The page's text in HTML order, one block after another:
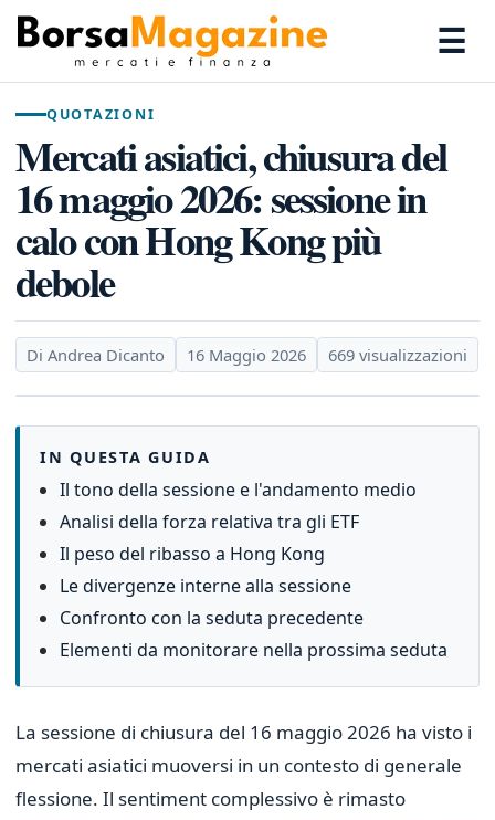
☰
QUOTAZIONI
Mercati asiatici, chiusura del
16 maggio 2026: sessione in
calo con Hong Kong più
debole
Di Andrea Dicanto 16 Maggio 2026 669 visualizzazioni
IN QUESTA GUIDA
Il tono della sessione e l'andamento medio
Analisi della forza relativa tra gli ETF
Il peso del ribasso a Hong Kong
Le divergenze interne alla sessione
Confronto con la seduta precedente
Elementi da monitorare nella prossima seduta
La sessione di chiusura del 16 maggio 2026 ha visto i
mercati asiatici muoversi in un contesto di generale
flessione. Il sentiment complessivo è rimasto